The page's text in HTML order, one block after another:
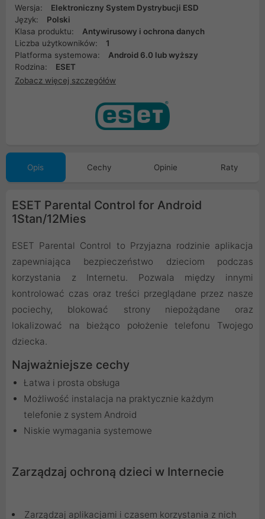
Wersja:
Elektroniczny System Dystrybucji ESD
Język:
Polski
Klasa produktu:
Antywirusowy i ochrona danych
Liczba użytkowników:
1
Platforma systemowa:
Android 6.0 lub wyższy
Rodzina:
ESET
Zobacz więcej szczegółów
Opis Cechy Opinie Raty
ESET Parental Control for Android
1Stan/12Mies
ESET Parental Control to Przyjazna rodzinie aplikacja
zapewniająca bezpieczeństwo dzieciom podczas
korzystania z Internetu. Pozwala między innymi
kontrolować czas oraz treści przeglądane przez nasze
pociechy, blokować strony niepożądane oraz
lokalizować na bieżąco położenie telefonu Twojego
dziecka.
Najważniejsze cechy
Łatwa i prosta obsługa
Możliwość instalacja na praktycznie każdym
telefonie z system Android
Niskie wymagania systemowe
Zarządzaj ochroną dzieci w Internecie
Zarządzaj aplikacjami i czasem korzystania z nich